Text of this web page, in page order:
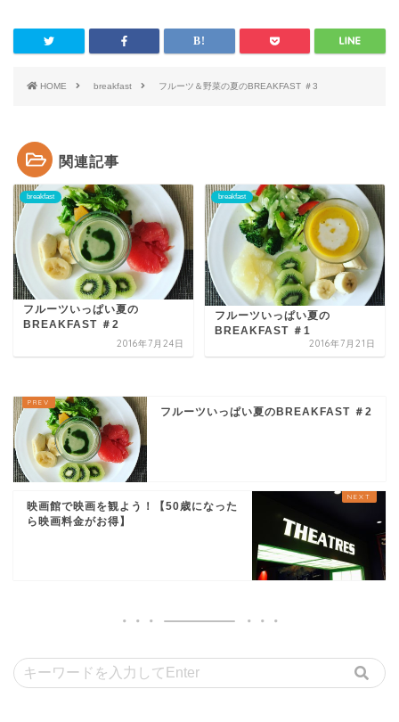
HOME breakfast フルーツ＆野菜の夏のBREAKFAST ＃3
関連記事
breakfast
フルーツいっぱい夏の
BREAKFAST ＃2
2016年7月24日
breakfast
フルーツいっぱい夏の
BREAKFAST ＃1
2016年7月21日
フルーツいっぱい夏のBREAKFAST ＃2
映画館で映画を観よう！【50歳になった
ら映画料金がお得】